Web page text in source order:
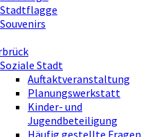
Stadtflagge
Souvenirs
Soziale Stadt
Auftaktveranstaltung
Planungswerkstatt
Kinder- und
Jugendbeteiligung
Häufig gestellte Fragen